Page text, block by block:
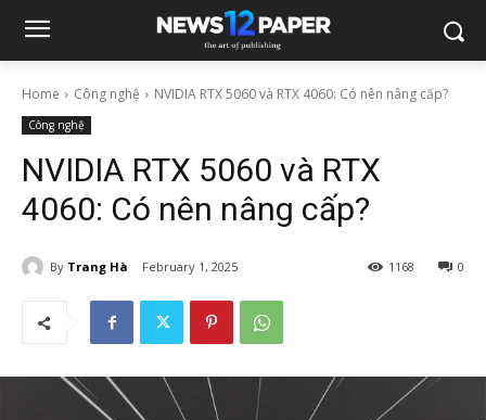
Home Công nghệ NVIDIA RTX 5060 và RTX 4060: Có nên nâng cấp?
Công nghệ
NVIDIA RTX 5060 và RTX
4060: Có nên nâng cấp?
By Trang Hà February 1, 2025 0
1168